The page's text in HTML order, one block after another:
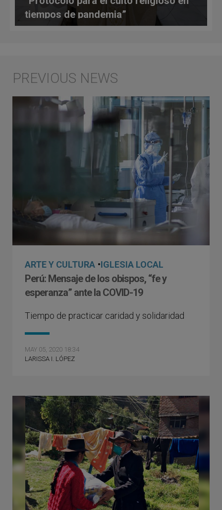
tiempos de pandemia”
ARTE Y CULTURA •IGLESIA LOCAL
Perú: Mensaje de los obispos, “fe y
esperanza” ante la COVID-19
Tiempo de practicar caridad y solidaridad
MAY 05, 2020 18:34
LARISSA I. LÓPEZ